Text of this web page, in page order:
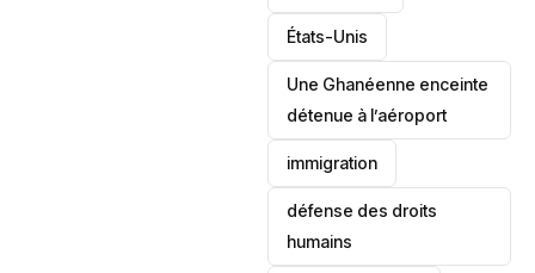
‎États-Unis
Une Ghanéenne enceinte
détenue à l’aéroport
immigration
défense des droits
humains